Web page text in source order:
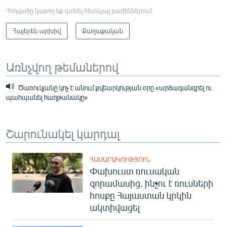
Հոդվածը կարող եք գտնել հետևյալ բաժիններում
Հայերեն արխիվ Քաղաքական
Առնչվող թեմաներով
Ծառուկյանը կոչ է անում քվեարկության օրը «արձագանգրել ու
պահպանել հաղթանակը»
Շարունակել կարդալ
ՀԱՍԱՐԱԿՈՒԹՅՈՒՆ
Փախուստ ռուսական
զորամասից. ինչու է ռուսների
հոսքը Հայաստան կրկին
ակտիվացել